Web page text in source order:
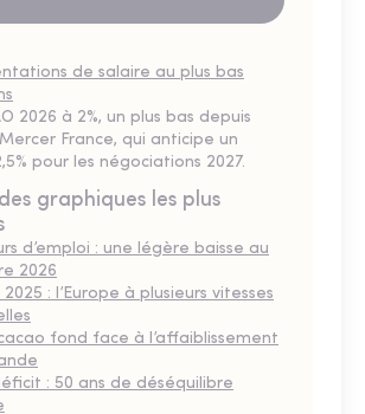
de salaire au plus bas
2026 à 2%, un plus bas depuis
Mercer France, qui anticipe un
pour les négociations 2027.
graphiques les plus
d’emploi : une légère baisse au
2026
: l’Europe à plusieurs vitesses
fond face à l’affaiblissement
: 50 ans de déséquilibre